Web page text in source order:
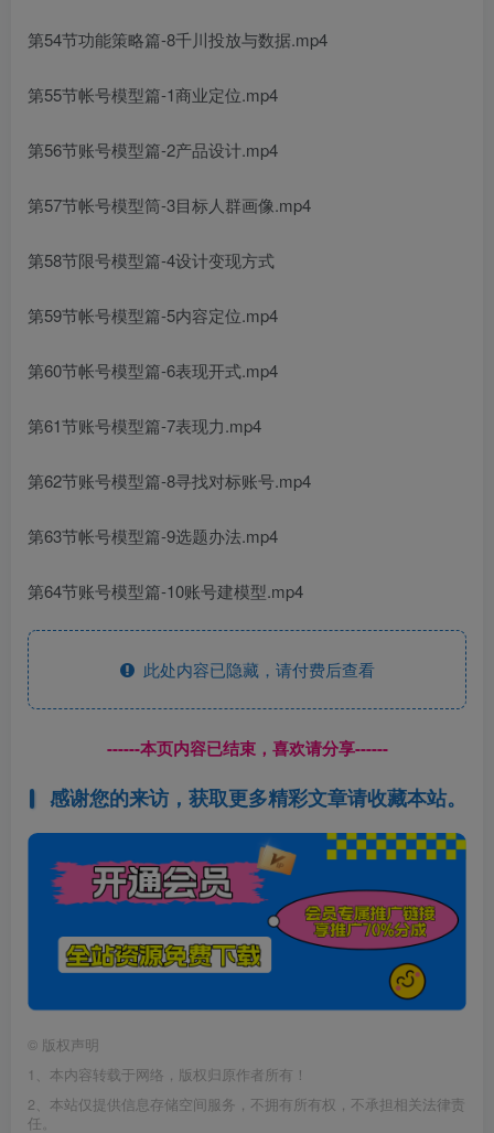
第54节功能策略篇-8千川投放与数据.mp4
第55节帐号模型篇-1商业定位.mp4
第56节账号模型篇-2产品设计.mp4
第57节帐号模型筒-3目标人群画像.mp4
第58节限号模型篇-4设计变现方式
第59节帐号模型篇-5内容定位.mp4
第60节帐号模型篇-6表现开式.mp4
第61节账号模型篇-7表现力.mp4
第62节账号模型篇-8寻找对标账号.mp4
第63节帐号模型篇-9选题办法.mp4
第64节账号模型篇-10账号建模型.mp4
此处内容已隐藏，请付费后查看
------本页内容已结束，喜欢请分享------
感谢您的来访，获取更多精彩文章请收藏本站。
© 版权声明
1、本内容转载于网络，版权归原作者所有！
2、本站仅提供信息存储空间服务，不拥有所有权，不承担相关法律责
任。